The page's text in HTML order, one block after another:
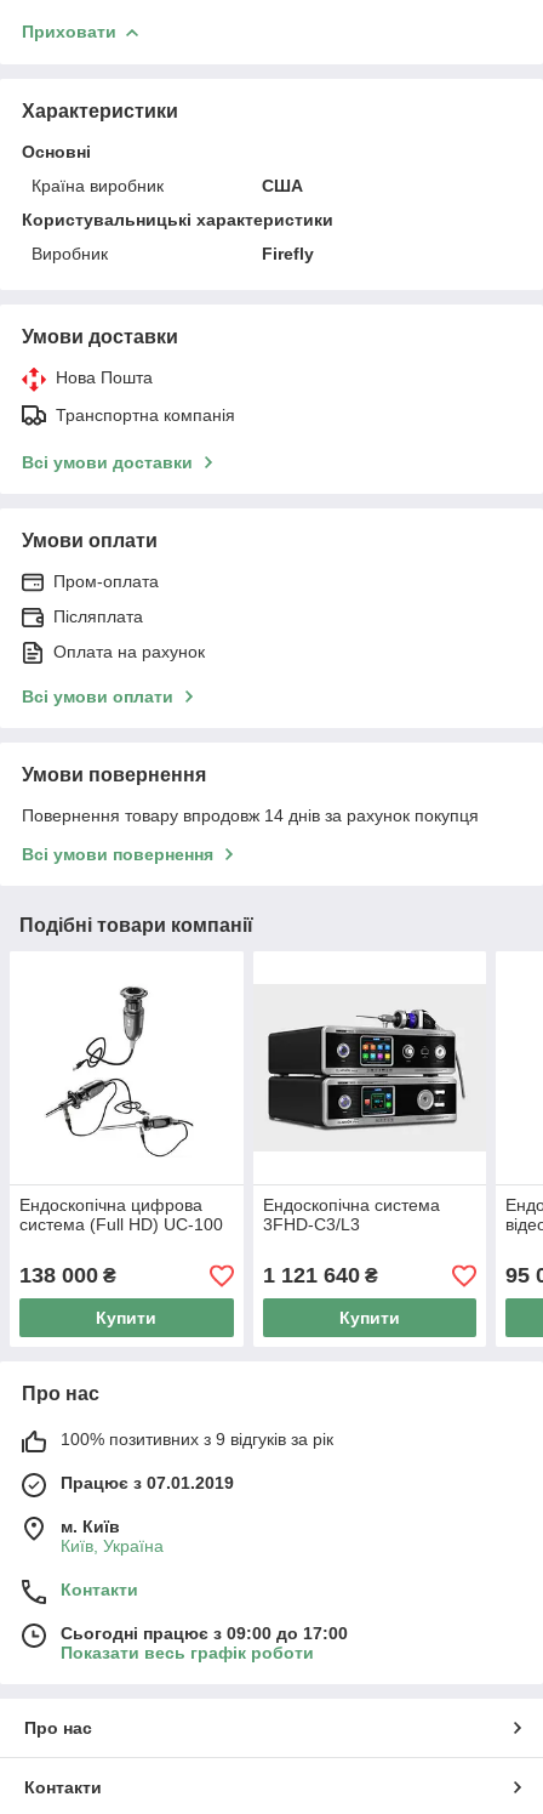
Приховати
Характеристики
Основні
Країна виробник
США
Користувальницькі характеристики
Виробник
Firefly
Умови доставки
Нова Пошта
Транспортна компанія
Всі умови доставки
Умови оплати
Пром-оплата
Післяплата
Оплата на рахунок
Всі умови оплати
Умови повернення
Повернення товару впродовж 14 днів за рахунок покупця
Всі умови повернення
Подібні товари компанії
Ендоскопічна цифрова
система (Full HD) UC-100
138 000 ₴
Купити
Ендоскопічна система
3FHD-C3/L3
1 121 640₴
Купити
95
Про нас
100% позитивних з 9 відгуків за рік
Працює з 07.01.2019
м. Київ
Київ, Україна
Контакти
Сьогодні працює з 09:00 до 17:00
Показати весь графік роботи
Про нас
Контакти